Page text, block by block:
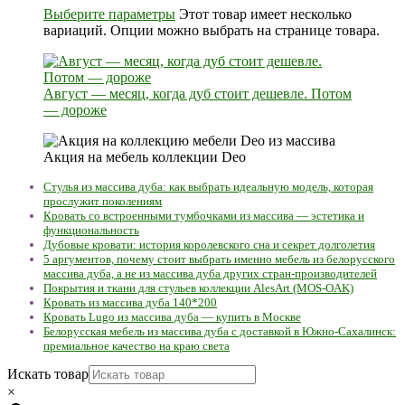
Выберите параметры Этот товар имеет несколько
вариаций. Опции можно выбрать на странице товара.
Август — месяц, когда дуб стоит дешевле. Потом
— дороже
Акция на мебель коллекции Deo
Стулья из массива дуба: как выбрать идеальную модель, которая
прослужит поколениям
Кровать со встроенными тумбочками из массива — эстетика и
функциональность
Дубовые кровати: история королевского сна и секрет долголетия
5 аргументов, почему стоит выбрать именно мебель из белорусского
массива дуба, а не из массива дуба других стран-производителей
Покрытия и ткани для стульев коллекции AlesArt (MOS-OAK)
Кровать из массива дуба 140*200
Кровать Lugo из массива дуба — купить в Москве
Белорусская мебель из массива дуба с доставкой в Южно-Сахалинск:
премиальное качество на краю света
Искать товар
×